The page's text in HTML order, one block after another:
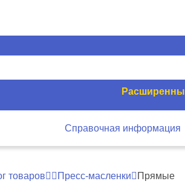
Справочная информация
товаров Пресс-масленки Прямые